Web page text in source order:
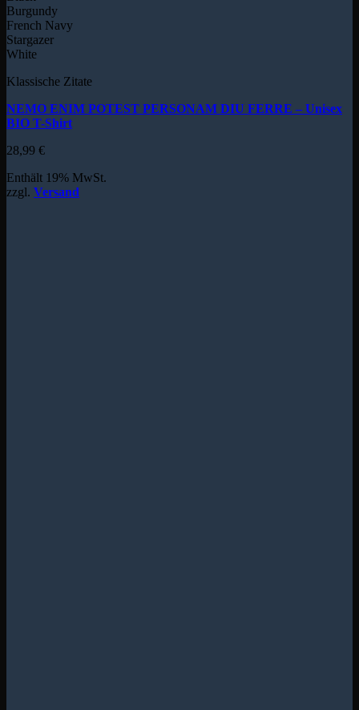
Burgundy
French Navy
Stargazer
White
Klassische Zitate
NEMO ENIM POTEST PERSONAM DIU FERRE – Unisex
BIO T-Shirt
28,99 €
Enthält 19% MwSt.
zzgl. Versand